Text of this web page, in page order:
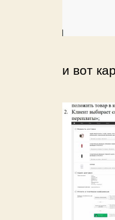
и вот